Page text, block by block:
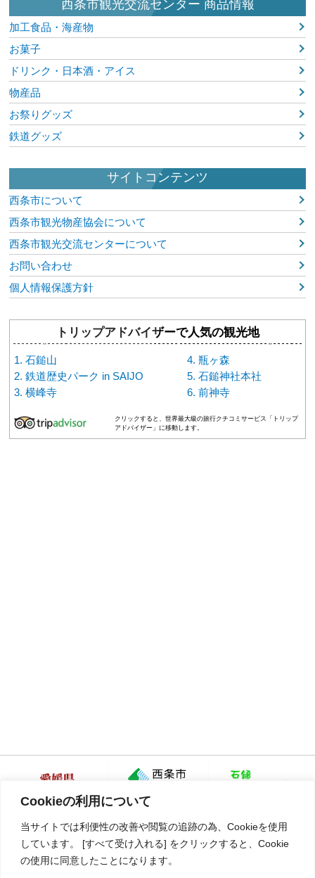
Cookieの利用について
当サイトでは利便性の改善や閲覧の追跡の為、Cookieを使用
しています。 [すべて受け入れる] をクリックすると、Cookie
の使用に同意したことになります。
西条市観光交流センター 商品情報
加工食品・海産物
お菓子
ドリンク・日本酒・アイス
物産品
お祭りグッズ
鉄道グッズ
サイトコンテンツ
西条市について
西条市観光物産協会について
西条市観光交流センターについて
お問い合わせ
個人情報保護方針
トリップアドバイザーで人気の観光地
石鎚山
鉄道歴史パーク in SAIJO
横峰寺
瓶ヶ森
石鎚神社本社
前神寺
クリックすると、世界最大級の旅行クチコミサービス「トリップ
アドバイザー」に移動します。